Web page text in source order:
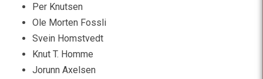
Per Knutsen
Ole Morten Fossli
Svein Homstvedt
Knut T. Homme
Jorunn Axelsen